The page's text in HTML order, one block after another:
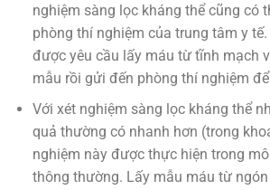
nghiệm sàng lọc kháng thể cũng có
phòng thí nghiệm của trung tâm y
được yêu cầu lấy máu từ tĩnh mạch
mẫu rồi gửi đến phòng thí nghiệm
Với xét nghiệm sàng lọc kháng thể
quả thường có nhanh hơn (trong
nghiệm này được thực hiện trong
thông thường. Lấy mẫu máu từ